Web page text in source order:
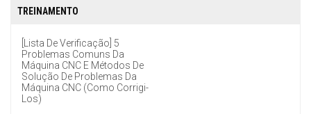
TREINAMENTO
[Lista De Verificação] 5
Problemas Comuns Da
Máquina CNC E Métodos De
Solução De Problemas Da
Máquina CNC (como Corrigi-
Los)